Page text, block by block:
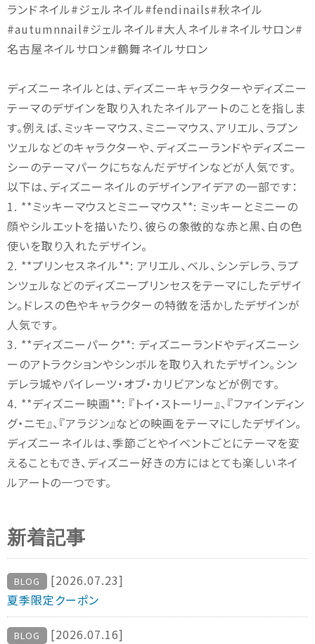
ランドネイル#ジェルネイル#fendinails#秋ネイル
#autumnnail#ジェルネイル#大人ネイル#ネイルサロン#
名古屋ネイルサロン#鶴舞ネイルサロン
ディズニーネイルとは、ディズニーキャラクターやディズニー
テーマのデザインを取り入れたネイルアートのことを指しま
す。例えば、ミッキーマウス、ミニーマウス、アリエル、ラプン
ツェルなどのキャラクターや、ディズニーランドやディズニー
シーのテーマパークにちなんだデザインなどが人気です。
以下は、ディズニーネイルのデザインアイデアの一部です：
1. **ミッキーマウスとミニーマウス**: ミッキーとミニーの
顔やシルエットを描いたり、彼らの象徴的な赤と黒、白の色
使いを取り入れたデザイン。
2. **プリンセスネイル**: アリエル、ベル、シンデレラ、ラプ
ンツェルなどのディズニープリンセスをテーマにしたデザイ
ン。ドレスの色やキャラクターの特徴を活かしたデザインが
人気です。
3. **ディズニーパーク**: ディズニーランドやディズニーシ
ーのアトラクションやシンボルを取り入れたデザイン。シン
デレラ城やパイレーツ・オブ・カリビアンなどが例です。
4. **ディズニー映画**: 『トイ・ストーリー』、『ファインディン
グ・ニモ』、『アラジン』などの映画をテーマにしたデザイン。
ディズニーネイルは、季節ごとやイベントごとにテーマを変
えることもでき、ディズニー好きの方にはとても楽しいネイ
ルアートの一つです。
新着記事
BLOG
[2026.07.23]
夏季限定クーポン
BLOG
[2026.07.16]